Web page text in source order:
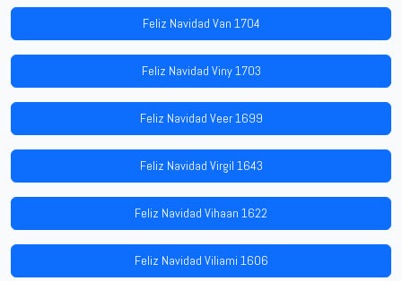
Feliz Navidad Van 1704
Feliz Navidad Viny 1703
Feliz Navidad Veer 1699
Feliz Navidad Virgil 1643
Feliz Navidad Vihaan 1622
Feliz Navidad Viliami 1606